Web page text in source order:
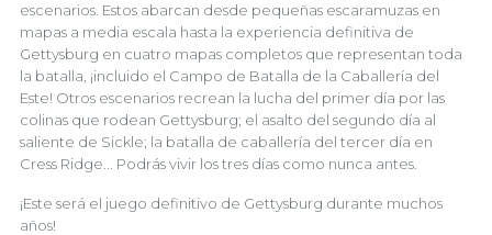
escenarios. Estos abarcan desde pequeñas escaramuzas en
mapas a media escala hasta la experiencia definitiva de
Gettysburg en cuatro mapas completos que representan toda
la batalla, ¡incluido el Campo de Batalla de la Caballería del
Este! Otros escenarios recrean la lucha del primer día por las
colinas que rodean Gettysburg; el asalto del segundo día al
saliente de Sickle; la batalla de caballería del tercer día en
Cress Ridge... Podrás vivir los tres días como nunca antes.
¡Este será el juego definitivo de Gettysburg durante muchos
años!